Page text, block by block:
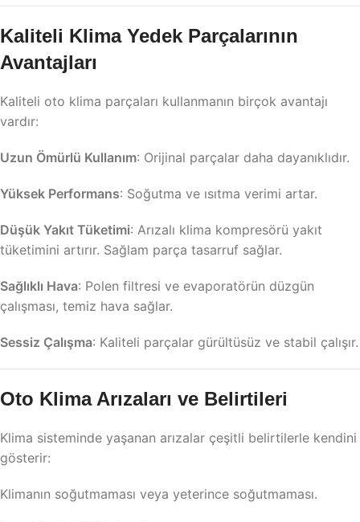
Kaliteli Klima Yedek Parçalarının
Avantajları
Kaliteli oto klima parçaları kullanmanın birçok avantajı
vardır:
Uzun Ömürlü Kullanım: Orijinal parçalar daha dayanıklıdır.
Yüksek Performans: Soğutma ve ısıtma verimi artar.
Düşük Yakıt Tüketimi: Arızalı klima kompresörü yakıt
tüketimini artırır. Sağlam parça tasarruf sağlar.
Sağlıklı Hava: Polen filtresi ve evaporatörün düzgün
çalışması, temiz hava sağlar.
Sessiz Çalışma: Kaliteli parçalar gürültüsüz ve stabil çalışır.
Oto Klima Arızaları ve Belirtileri
Klima sisteminde yaşanan arızalar çeşitli belirtilerle kendini
gösterir:
Klimanın soğutmaması veya yeterince soğutmaması.